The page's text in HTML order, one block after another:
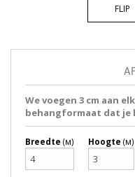
FLIP
We voegen 3 cm aan
behangformaat dat je
Breedte (м) Hoogte (м)